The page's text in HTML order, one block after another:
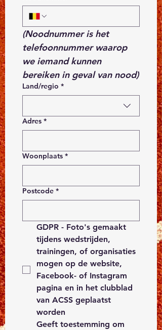
(Noodnummer is het
telefoonnummer waarop
we iemand kunnen
bereiken in geval van nood)
Adres met meerdere regels
Land/regio *
Adres *
Woonplaats *
Postcode *
GDPR - Foto's gemaakt
tijdens wedstrijden,
trainingen, of organisaties
mogen op de website,
Facebook- of Instagram
pagina en in het clubblad
van ACSS geplaatst
worden
Geeft toestemming om